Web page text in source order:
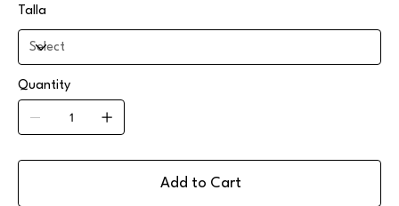
Talla
Quantity
Add to Cart